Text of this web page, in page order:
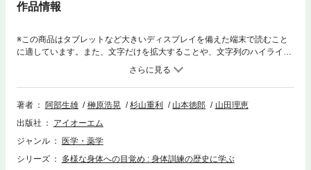
作品情報
※この商品はタブレットなど大きいディスプレイを備えた端末で読むこと
に適しています。また、文字だけを拡大することや、文字列のハイライ
ト、検索、辞書の参照、引用などの機能が使用できません。ドイツ体育史
研究の第一人者である著者に指導を受けた気鋭の体育・スポーツ史研究者
による論文集。身体論に学ぶ・身体教育の歴史に学ぶ・スポーツの歴史に
学ぶの三部構成、ヤーン、グーツムーツからフーコーまで、既存の知の枠
学、宗教、哲学、人類学、民俗学を横断するスポーツ・身体論を展開。体
育、スポーツの社会性と文化性をラジカル（根源的）に問う。執筆者：山
紀・榊原浩晃・大久保英哲・真田久・林伯原・中村哲夫・掛水通子・楠戸
著者 阿部生雄 榊原浩晃 杉山重利 山本徳郎
山田理恵
出版社
アイオーエム
ジャンル
医学・薬学
シリーズ
多様な身体への目覚め : 身体訓練の歴史に学ぶ